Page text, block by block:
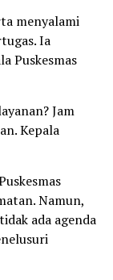
menyalami
Ia
Puskesmas
Jam
Kepala
Namun,
ada agenda